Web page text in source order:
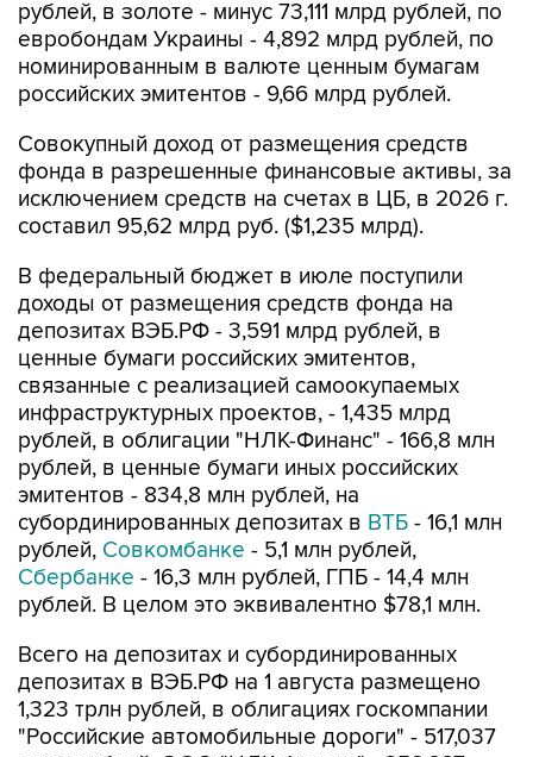
рублей, в золоте - минус 73,111 млрд рублей, по
евробондам Украины - 4,892 млрд рублей, по
номинированным в валюте ценным бумагам
российских эмитентов - 9,66 млрд рублей.
Совокупный доход от размещения средств
фонда в разрешенные финансовые активы, за
исключением средств на счетах в ЦБ, в 2026 г.
составил 95,62 млрд руб. ($1,235 млрд).
В федеральный бюджет в июле поступили
доходы от размещения средств фонда на
депозитах ВЭБ.РФ - 3,591 млрд рублей, в
ценные бумаги российских эмитентов,
связанные с реализацией самоокупаемых
инфраструктурных проектов, - 1,435 млрд
рублей, в облигации "НЛК-Финанс" - 166,8 млн
рублей, в ценные бумаги иных российских
эмитентов - 834,8 млн рублей, на
субординированных депозитах в ВТБ - 16,1 млн
рублей, Совкомбанке - 5,1 млн рублей,
Сбербанке - 16,3 млн рублей, ГПБ - 14,4 млн
рублей. В целом это эквивалентно $78,1 млн.
Всего на депозитах и субординированных
депозитах в ВЭБ.РФ на 1 августа размещено
1,323 трлн рублей, в облигациях госкомпании
"Российские автомобильные дороги" - 517,037